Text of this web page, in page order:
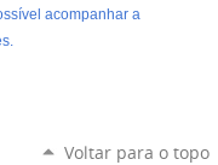
acompanhar a
Voltar para o topo